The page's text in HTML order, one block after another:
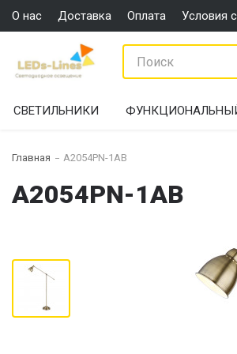
О нас Доставка Оплата Условия
СВЕТИЛЬНИКИ
Главная A2054PN-1AB
A2054PN-1AB